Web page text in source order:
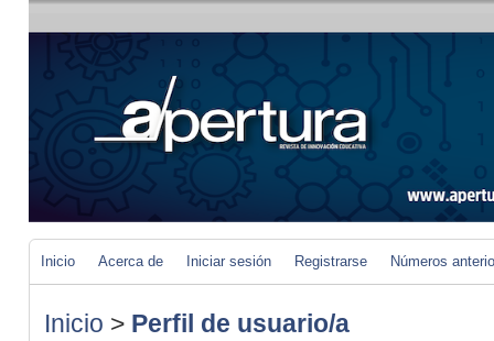
Inicio Acerca de Iniciar sesión Registrarse Números
Inicio > Perfil de usuario/a